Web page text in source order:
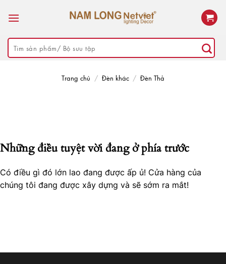
Tìm
kiếm:
Trang chủ / Đèn khác / Đèn Thả
Những điều tuyệt vời đang ở phía trước
Có điều gì đó lớn lao đang được ấp ủ! Cửa hàng của
chúng tôi đang được xây dựng và sẽ sớm ra mắt!